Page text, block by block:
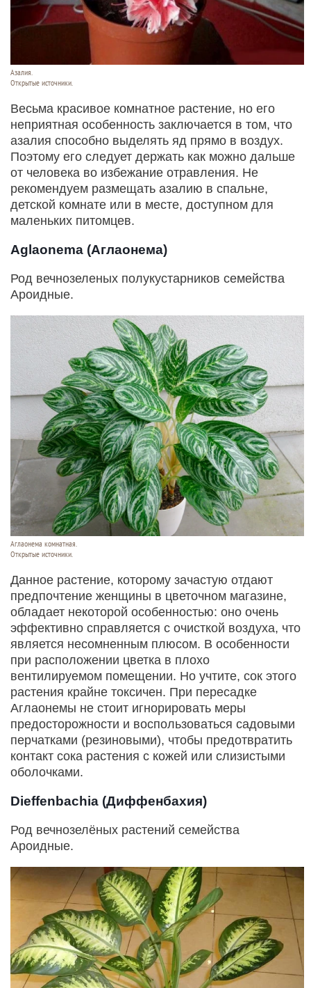
Азалия.
Открытые источники.
Весьма красивое комнатное растение, но его
неприятная особенность заключается в том, что
азалия способно выделять яд прямо в воздух.
Поэтому его следует держать как можно дальше
от человека во избежание отравления. Не
рекомендуем размещать азалию в спальне,
детской комнате или в месте, доступном для
маленьких питомцев.
Aglaonema (Аглаонема)
Род вечнозеленых полукустарников семейства
Ароидные.
Аглаонема комнатная.
Открытые источники.
Данное растение, которому зачастую отдают
предпочтение женщины в цветочном магазине,
обладает некоторой особенностью: оно очень
эффективно справляется с очисткой воздуха, что
является несомненным плюсом. В особенности
при расположении цветка в плохо
вентилируемом помещении. Но учтите, сок этого
растения крайне токсичен. При пересадке
Аглаонемы не стоит игнорировать меры
предосторожности и воспользоваться садовыми
перчатками (резиновыми), чтобы предотвратить
контакт сока растения с кожей или слизистыми
оболочками.
Dieffenbachia (Диффенбахия)
Род вечнозелёных растений семейства
Ароидные.